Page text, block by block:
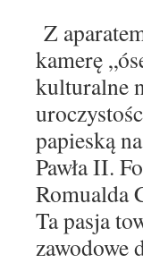
Z
kamerę
kulturalne
papieską
Pawła II.
Romualda
Ta pasja
zawodowe